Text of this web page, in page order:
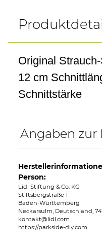
Original
12 cm
Schnittstärke
Angaben zur
Person:
Lidl Stiftung & Co. KG
Stiftsbergstraße 1
Baden-Württemberg
Neckarsulm, Deutschland,
kontakt@lidl.com
https://parkside-diy.com